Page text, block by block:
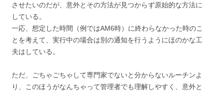
させたいのだが、意外とその方法が見つからず原始的な方法に
している。
一応、想定した時間（例ではAM6時）に終わらなかった時のこ
とを考えて、実行中の場合は別の通知を行うようにほのかな工
夫はしている。
ただ、ごちゃごちゃして専門家でないと分からないルーチンよ
り、このほうがなんちゃって管理者でも理解しやすく、意外と